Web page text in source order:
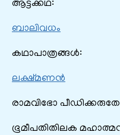
ആട്ടക്കഥ:
ബാലിവധം
കഥാപാത്രങ്ങൾ:
ലക്ഷ്മണൻ
രാമവിഭോ
ഭൂമീപതിതിലക